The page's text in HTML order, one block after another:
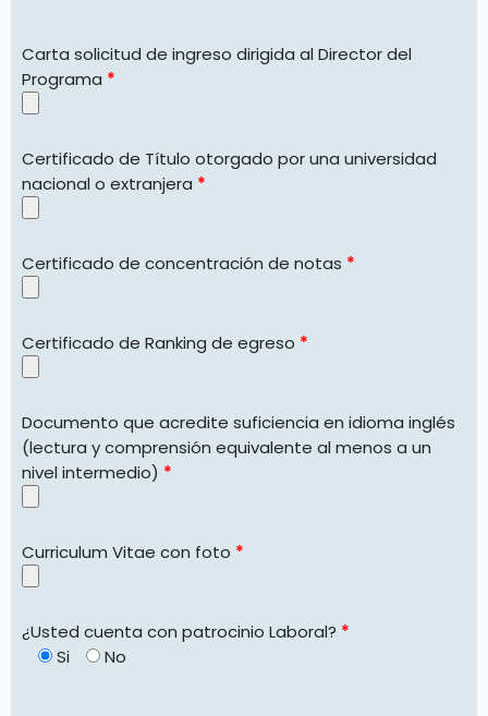
Carta solicitud de ingreso dirigida al Director del
Programa *
Certificado de Tí­tulo otorgado por una universidad
nacional o extranjera *
Certificado de concentración de notas *
Certificado de Ranking de egreso *
Documento que acredite suficiencia en idioma inglés
(lectura y comprensión equivalente al menos a un
nivel intermedio) *
Curriculum Vitae con foto *
¿Usted cuenta con patrocinio Laboral? *
Si
No